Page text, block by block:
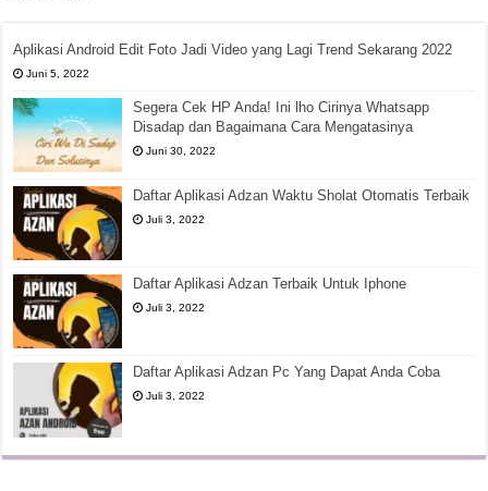
Aplikasi Android Edit Foto Jadi Video yang Lagi Trend Sekarang 2022
Juni 5, 2022
Segera Cek HP Anda! Ini lho Cirinya Whatsapp
Disadap dan Bagaimana Cara Mengatasinya
Juni 30, 2022
Daftar Aplikasi Adzan Waktu Sholat Otomatis Terbaik
Juli 3, 2022
Daftar Aplikasi Adzan Terbaik Untuk Iphone
Juli 3, 2022
Daftar Aplikasi Adzan Pc Yang Dapat Anda Coba
Juli 3, 2022